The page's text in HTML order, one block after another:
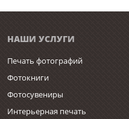
НАШИ УСЛУГИ
Печать фотографий
Фотокниги
Фотосувениры
Интерьерная печать